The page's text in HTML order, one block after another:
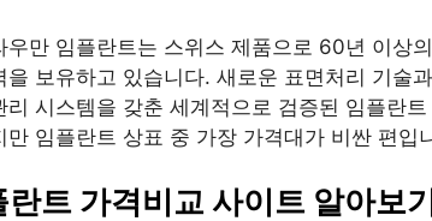
우만 임플란트는 스위스 제품으로 60년 이상
을 보유하고 있습니다. 새로운 표면처리 기술
리 시스템을 갖춘 세계적으로 검증된 임플란
만 임플란트 상표 중 가장 가격대가 비싼 편입
란트 가격비교 사이트 알아보